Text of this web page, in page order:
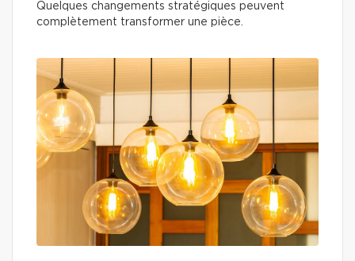
Quelques changements stratégiques peuvent
complètement transformer une pièce.